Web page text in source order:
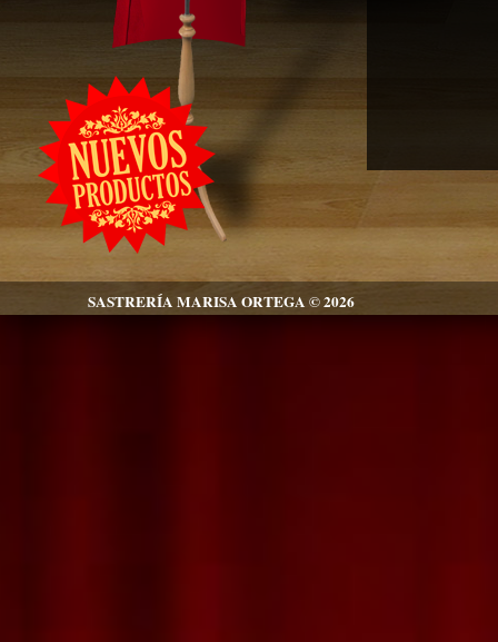
SASTRERÍA MARISA ORTEGA © 2026